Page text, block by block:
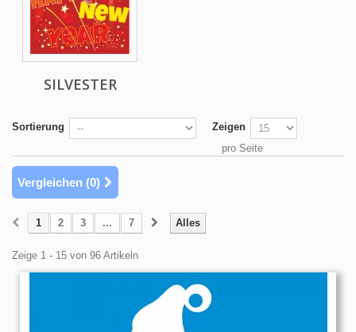
SILVESTER
Sortierung
Zeigen
pro Seite
Vergleichen (0)
Alles
1 2 3 ... 7
Zeige 1 - 15 von 96 Artikeln